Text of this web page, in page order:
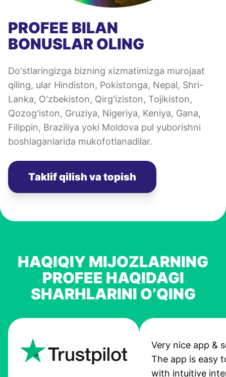
PROFEE BILAN
BONUSLAR OLING
Do'stlaringizga bizning xizmatimizga murojaat
qiling, ular Hindiston, Pokistonga, Nepal, Shri-
Lanka, O'zbekiston, Qirg'iziston, Tojikiston,
Qozog'iston, Gruziya, Nigeriya, Keniya, Gana,
Filippin, Braziliya yoki Moldova pul yuborishni
boshlaganlarida mukofotlanadilar.
Taklif qilish va topish
HAQIQIY MIJOZLARNING
PROFEE HAQIDAGI
SHARHLARINI O’QING
Very nice app &
The app is easy
with intuitive